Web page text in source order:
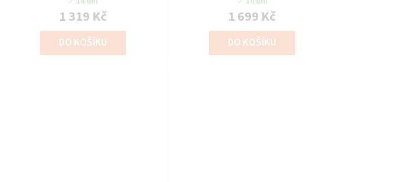
1 319 Kč
DO KOŠÍKU
1 699 Kč
DO KOŠÍKU